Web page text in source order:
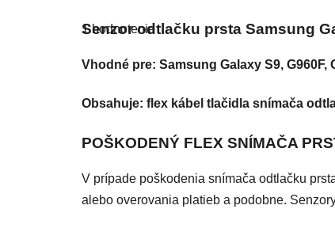
1 hodnotenie
Senzor odtlačku prsta Samsung
Vhodné pre: Samsung Galaxy S9, G960F,
Obsahuje: flex kábel tlačidla snímača
POŠKODENÝ FLEX SNÍMAČA
V prípade poškodenia snímača odtlačku
alebo overovania platieb a podobne.